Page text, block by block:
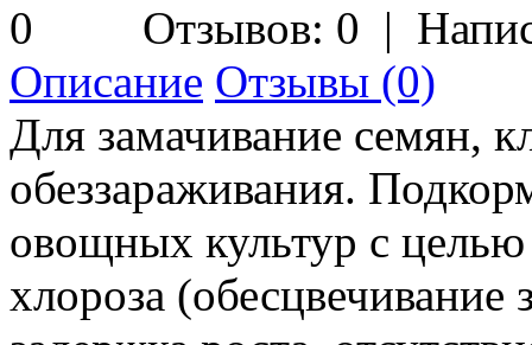
Отзывов: 0 |
Описание Отзывы (0)
Для замачивание семян,
обеззараживания.
овощных культур с
хлороза (обесцвечивание